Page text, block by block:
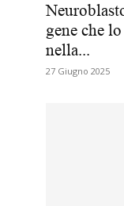
gene che
nella...
27 Giugno 2025